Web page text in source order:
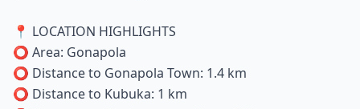
📍 LOCATION HIGHLIGHTS
⭕ Area: Gonapola
⭕ Distance to Gonapola Town: 1.4 km
⭕ Distance to Kubuka: 1 km